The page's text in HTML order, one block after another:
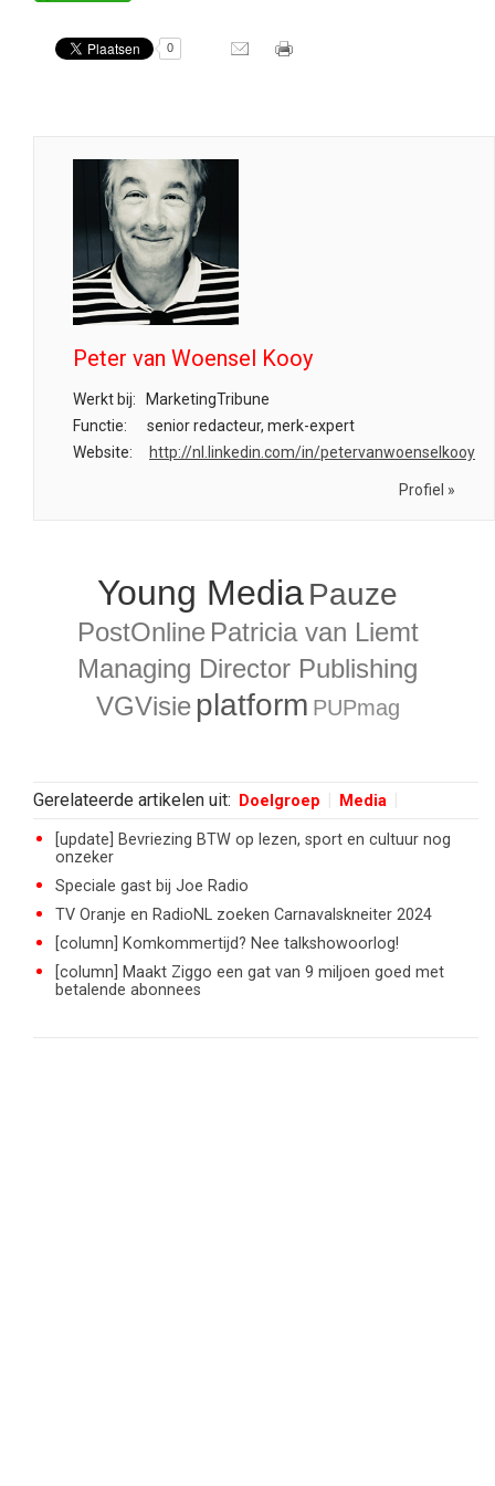
0
Peter van Woensel Kooy
Werkt bij:
MarketingTribune
Functie:
senior redacteur, merk-expert
Website:
http://nl.linkedin.com/in/petervanwoenselkooy
Profiel »
Young MediaPauze
PostOnline Patricia van Liemt
Managing Director Publishing
VGVisie platform PUPmag
Gerelateerde artikelen uit: Doelgroep Media
[update] Bevriezing BTW op lezen, sport en cultuur nog
onzeker
Speciale gast bij Joe Radio
TV Oranje en RadioNL zoeken Carnavalskneiter 2024
[column] Komkommertijd? Nee talkshowoorlog!
[column] Maakt Ziggo een gat van 9 miljoen goed met
betalende abonnees